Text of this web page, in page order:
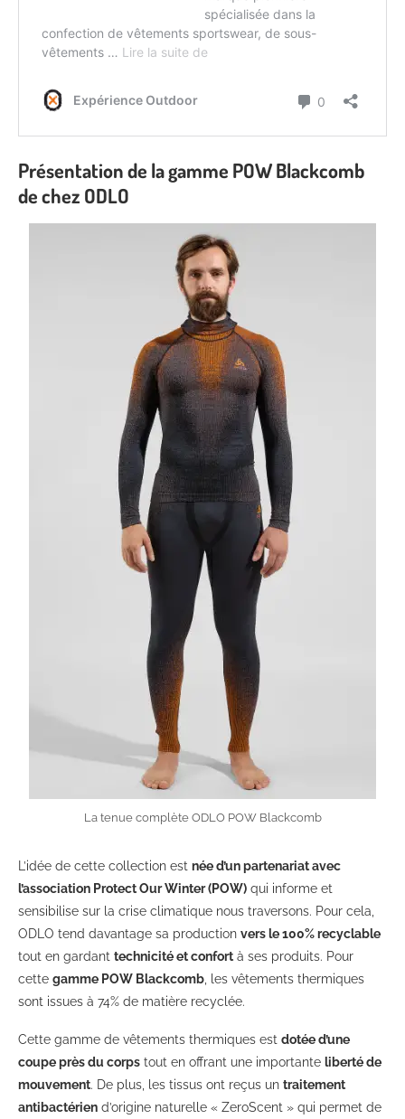
Présentation de la gamme POW Blackcomb
de chez ODLO
La tenue complète ODLO POW Blackcomb
L’idée de cette collection est née d’un partenariat avec
l’association Protect Our Winter (POW) qui informe et
sensibilise sur la crise climatique nous traversons. Pour cela,
ODLO tend davantage sa production vers le 100% recyclable
tout en gardant technicité et confort à ses produits. Pour
cette gamme POW Blackcomb , les vêtements thermiques
sont issues à 74% de matière recyclée.
Cette gamme de vêtements thermiques est dotée d’une
coupe près du corps tout en offrant une importante liberté de
mouvement. De plus, les tissus ont reçus un traitement
antibactérien d’origine naturelle « ZeroScent » qui permet de